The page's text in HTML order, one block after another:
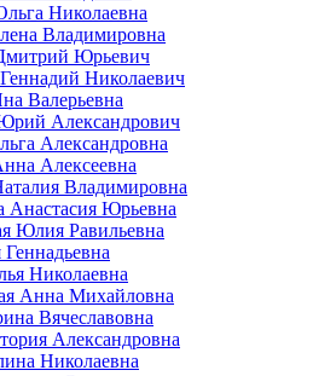
Николаевна
Владимировна
Юрьевич
Николаевич
Валерьевна
Александрович
Александровна
Алексеевна
Владимировна
Анастасия Юрьевна
Юлия Равильевна
Николаевна
Анна Михайловна
Вячеславовна
Александровна
Николаевна